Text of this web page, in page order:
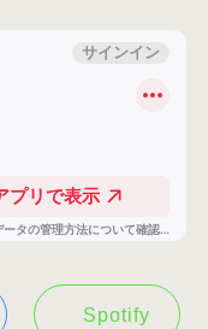
Spotify